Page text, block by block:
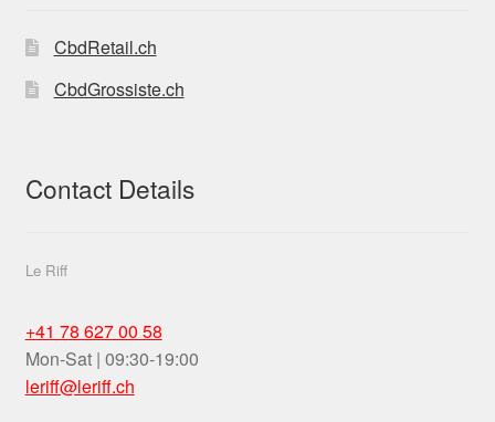
CbdRetail.ch
CbdGrossiste.ch
Contact Details
Le Riff
+41 78 627 00 58
Mon-Sat | 09:30-19:00
leriff@leriff.ch